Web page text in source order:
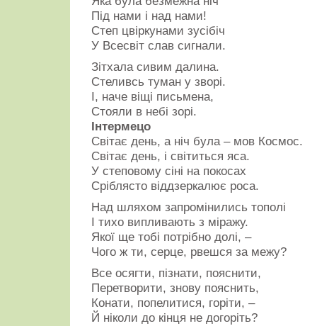
Під нами і над нами!
Степ цвіркунами зусібіч
У Всесвіт слав сигнали.
Зітхала сивим далина.
Стеливсь туман у зворі.
І, наче віщі письмена,
Стояли в небі зорі.
Інтермецо
Світає день, а ніч була – мов Космос.
Світає день, і світиться яса.
У степовому сіні на покосах
Сріблясто віддзеркалює роса.
Над шляхом запромінились тополі
І тихо випливають з міражу.
Якої ще тобі потрібно долі, –
Чого ж ти, серце, рвешся за межу?
Все осягти, пізнати, пояснити,
Перетворити, знову пояснить,
Конати, попелитися, горіти, –
Й ніколи до кінця не догоріть?